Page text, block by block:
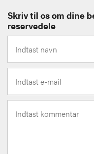
Skriv til os om dine
reservedele